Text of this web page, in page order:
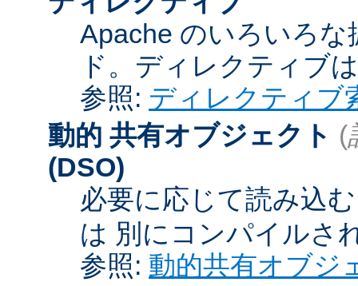
Apache のいろいろ
ド。ディレクティブ
参照: ディレクティブ
動的 共有オブジェクト (
(DSO)
必要に応じて読み込
は 別にコンパイルさ
参照: 動的共有オブジ